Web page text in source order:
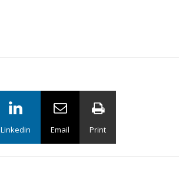
Linkedin Email Print